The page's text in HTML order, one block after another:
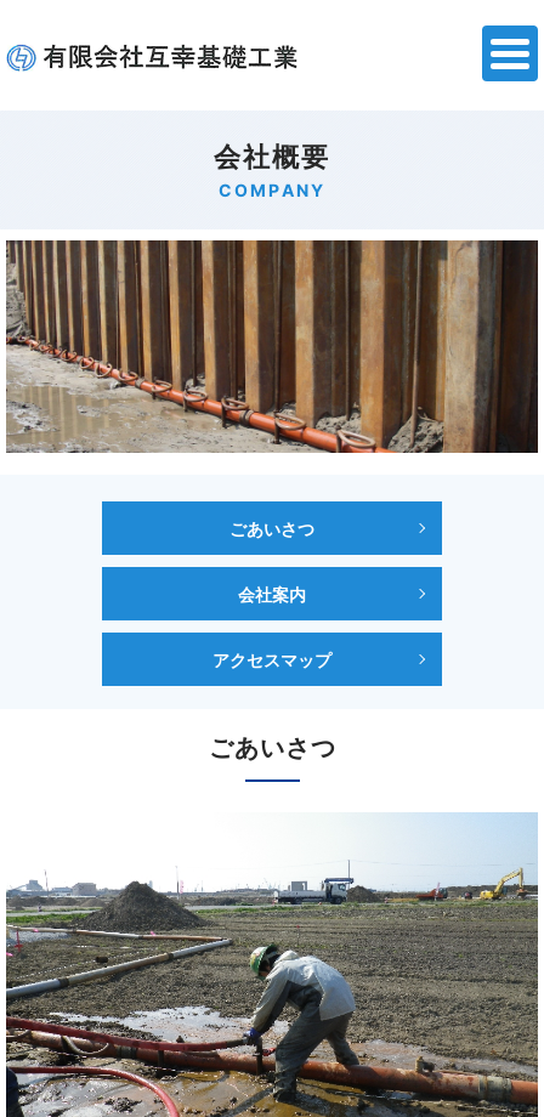
会社概要
COMPANY
ごあいさつ
会社案内
アクセスマップ
ごあいさつ